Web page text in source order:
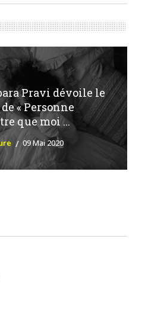
Pravi dévoile le
« Personne
que moi ...
09 Mai 2020